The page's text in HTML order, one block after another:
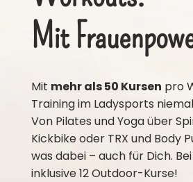
Mit
Mit mehr als 50 Kursen pro
Training im Ladysports
Von Pilates und Yoga über
Kickbike oder TRX und Body
was dabei – auch für Dich.
inklusive 12 Outdoor-Kurse!